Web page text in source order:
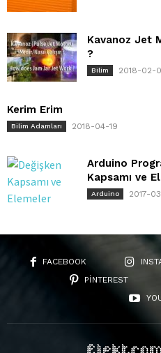
Kavanoz Jet
?
Bilim 2018-02-
Kerim Erim
Bilim Adamları 2018-04-19
Arduino
Kapsamı ve
Arduino 2017-
FACEBOOK
PINTEREST